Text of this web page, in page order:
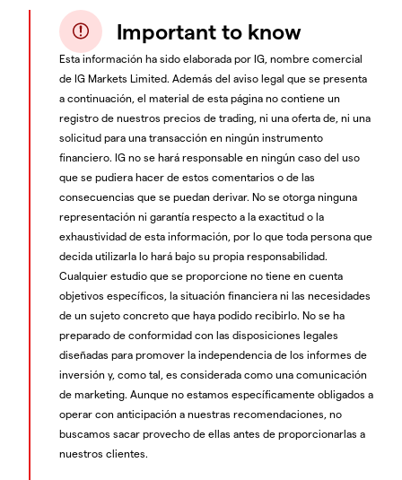
Important to know
Esta información ha sido elaborada por IG, nombre comercial
de IG Markets Limited. Además del aviso legal que se presenta
a continuación, el material de esta página no contiene un
registro de nuestros precios de trading, ni una oferta de, ni una
solicitud para una transacción en ningún instrumento
financiero. IG no se hará responsable en ningún caso del uso
que se pudiera hacer de estos comentarios o de las
consecuencias que se puedan derivar. No se otorga ninguna
representación ni garantía respecto a la exactitud o la
exhaustividad de esta información, por lo que toda persona que
decida utilizarla lo hará bajo su propia responsabilidad.
Cualquier estudio que se proporcione no tiene en cuenta
objetivos específicos, la situación financiera ni las necesidades
de un sujeto concreto que haya podido recibirlo. No se ha
preparado de conformidad con las disposiciones legales
diseñadas para promover la independencia de los informes de
inversión y, como tal, es considerada como una comunicación
de marketing. Aunque no estamos específicamente obligados a
operar con anticipación a nuestras recomendaciones, no
buscamos sacar provecho de ellas antes de proporcionarlas a
nuestros clientes.